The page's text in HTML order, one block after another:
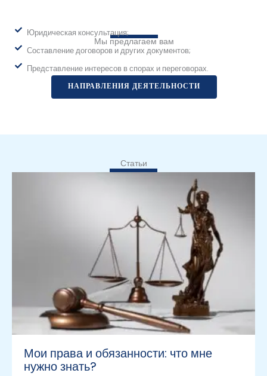
Мы предлагаем вам
Юридическая консультация;
Составление договоров и других документов;
Представление интересов в спорах и переговорах.
НАПРАВЛЕНИЯ ДЕЯТЕЛЬНОСТИ
Статьи
Мои права и обязанности: что мне
нужно знать?